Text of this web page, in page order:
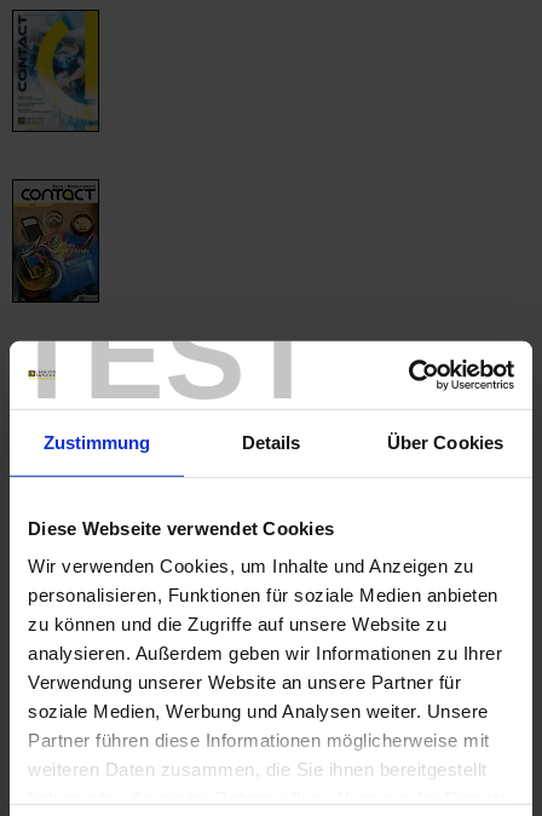
TEST
Zustimmung Details Über Cookies
Diese Webseite verwendet Cookies
Wir verwenden Cookies, um Inhalte und Anzeigen zu
personalisieren, Funktionen für soziale Medien anbieten
zu können und die Zugriffe auf unsere Website zu
analysieren. Außerdem geben wir Informationen zu Ihrer
Verwendung unserer Website an unsere Partner für
soziale Medien, Werbung und Analysen weiter. Unsere
Partner führen diese Informationen möglicherweise mit
weiteren Daten zusammen, die Sie ihnen bereitgestellt